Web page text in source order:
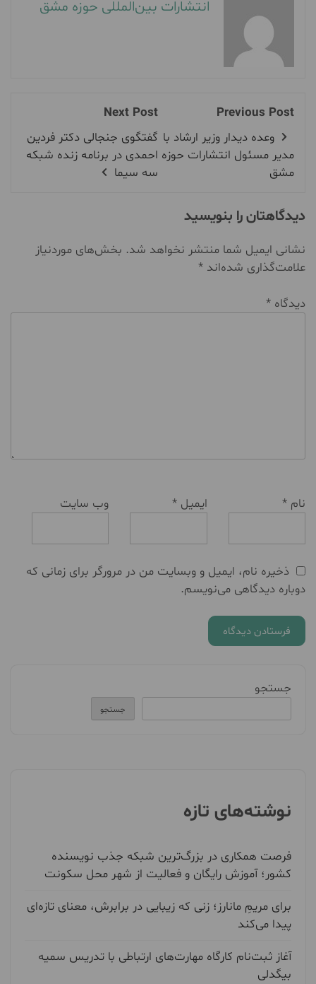
انتشارات بین‌المللی حوزه مشق
Previous Post
وعده دیدار وزیر ارشاد با
مدیر مسئول انتشارات حوزه
مشق
Next Post
گفتگوی جنجالی دکتر فردین
احمدی در برنامه زنده شبکه
سه سیما
دیدگاهتان را بنویسید
نشانی ایمیل شما منتشر نخواهد شد. بخش‌های موردنیاز
علامت‌گذاری شده‌اند *
دیدگاه *
نام * ایمیل * وب‌ سایت
ذخیره نام، ایمیل و وبسایت من در مرورگر برای زمانی که
دوباره دیدگاهی می‌نویسم.
جستجو
جستجو
نوشته‌های تازه
فرصت همکاری در بزرگ‌ترین شبکه جذب نویسنده
کشور؛ آموزش رایگان و فعالیت از شهر محل سکونت
برای مریمِ مانارز؛ زنی که زیبایی در برابرش، معنای تازه‌ای
پیدا می‌کند
آغاز ثبت‌نام کارگاه مهارت‌های ارتباطی با تدریس سمیه
بیگدلی